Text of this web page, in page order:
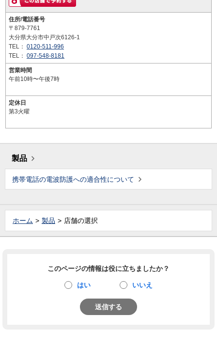
住所/電話番号
〒879-7761
大分県大分市中戸次6126-1
TEL： 0120-511-996
TEL： 097-548-8181
営業時間
午前10時〜午後7時
定休日
第3火曜
製品
携帯電話の電波防護への適合性について
ホーム 製品 店舗の選択
このページの情報は役に立ちましたか？
はい いいえ
送信する